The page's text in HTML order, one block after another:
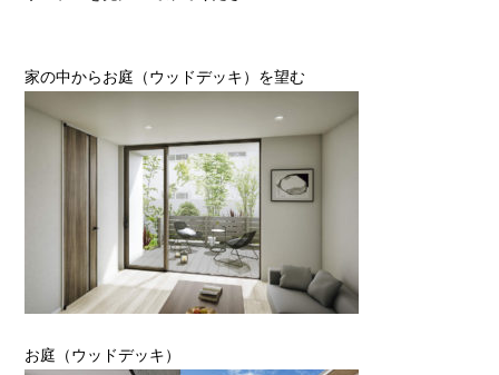
家の中からお庭（ウッドデッキ）を望む
お庭（ウッドデッキ）